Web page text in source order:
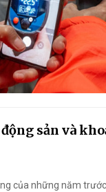
sản và
của những năm